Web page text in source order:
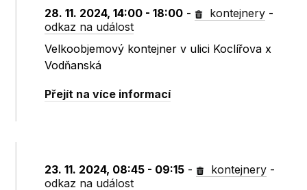
28. 11. 2024, 14:00 - 18:00 - kontejnery -
odkaz na událost
Velkoobjemový kontejner v ulici Koclířova x
Vodňanská
Přejít na více informací
23. 11. 2024, 08:45 - 09:15 - kontejnery -
odkaz na událost